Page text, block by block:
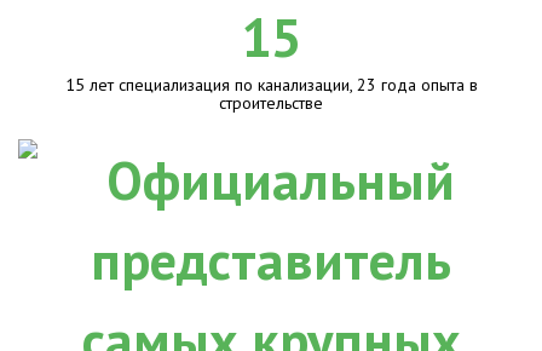
15
15 лет специализация по канализации, 23 года опыта в
строительстве